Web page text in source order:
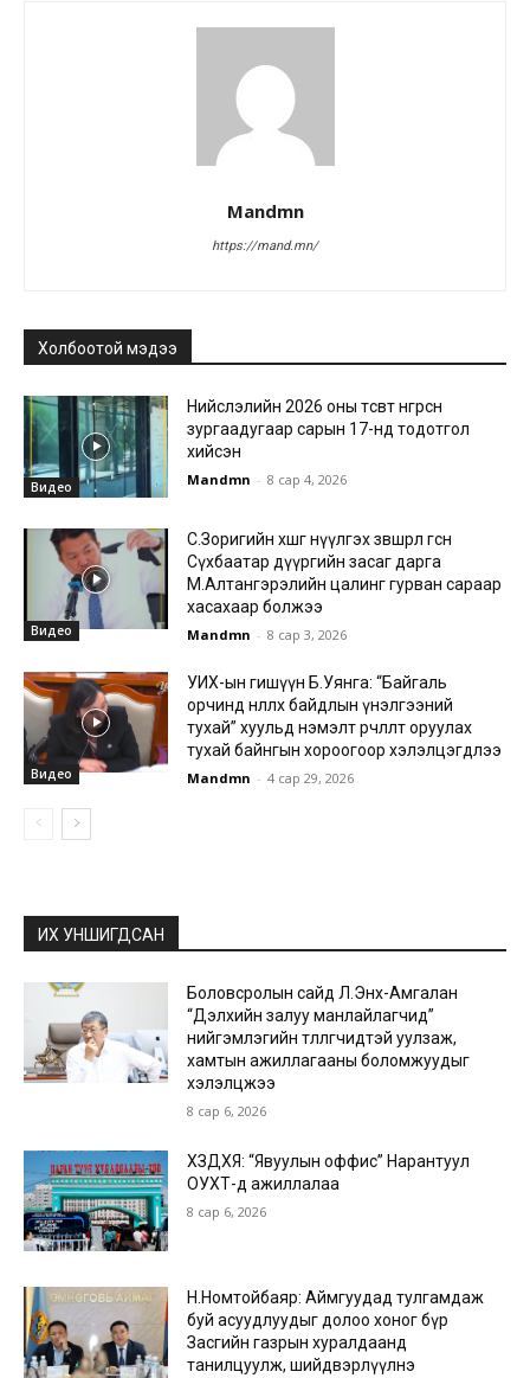
Mandmn
https://mand.mn/
Холбоотой мэдээ
Видео
Нийслэлийн 2026 оны төсөвт өнгөрсөн
зургаадугаар сарын 17-нд тодотгол
хийсэн
Mandmn - 8 сар 4, 2026
Видео
С.Зоригийн хөшөөг нүүлгэх зөвшөөрөл өгсөн
Сүхбаатар дүүргийн засаг дарга
М.Алтангэрэлийн цалинг гурван сараар
хасахаар болжээ
Mandmn - 8 сар 3, 2026
Видео
УИХ-ын гишүүн Б.Уянга: “Байгаль
орчинд нөлөөлөх байдлын үнэлгээний
тухай” хуульд нэмэлт өөрчлөлт оруулах
тухай байнгын хороогоор хэлэлцэгдлээ
Mandmn - 4 сар 29, 2026
ИХ УНШИГДСАН
Боловсролын сайд Л.Энх-Амгалан
“Дэлхийн залуу манлайлагчид”
нийгэмлэгийн төлөөлөгчидтэй уулзаж,
хамтын ажиллагааны боломжуудыг
хэлэлцжээ
8 сар 6, 2026
ХЗДХЯ: “Явуулын оффис” Нарантуул
ОУХТ-д ажиллалаа
8 сар 6, 2026
Н.Номтойбаяр: Аймгуудад тулгамдаж
буй асуудлуудыг долоо хоног бүр
Засгийн газрын хуралдаанд
танилцуулж, шийдвэрлүүлнэ